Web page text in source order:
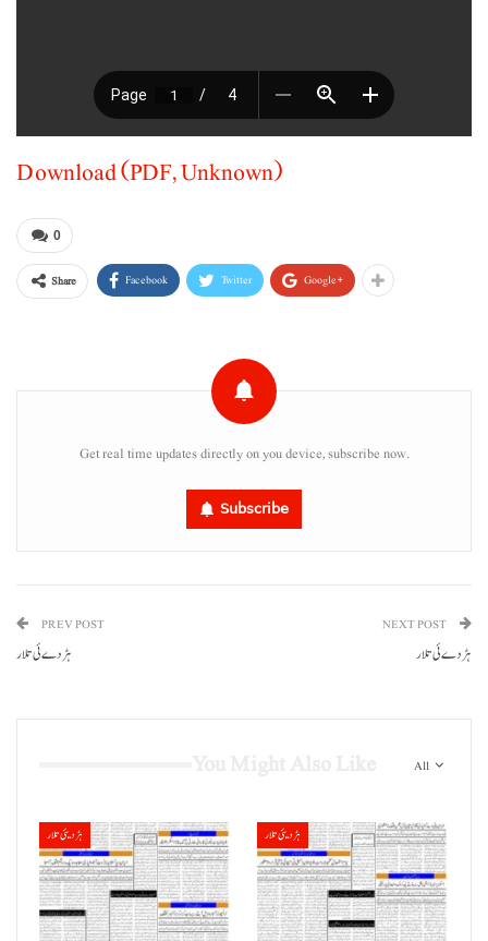
Download (PDF, Unknown)
0
Share Facebook Twitter Google+
Get real time updates directly on you device, subscribe now.
Subscribe
PREV POST
ہڑدے ئی تلار
NEXT POST
ہڑدے ئی تلار
All
ہڑدیئی تلار ہڑدیئی تلار